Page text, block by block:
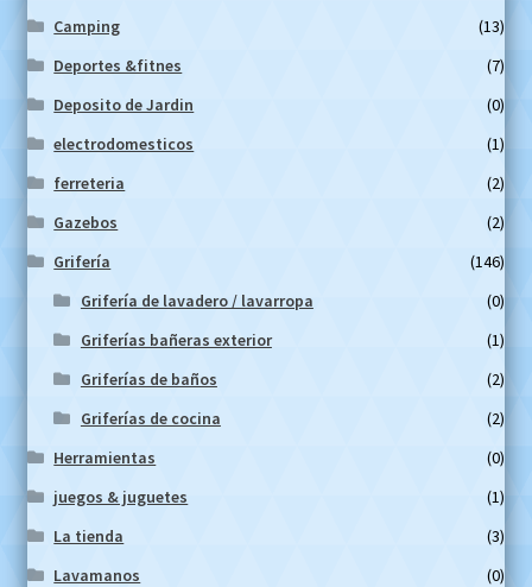
Camping
(13)
Deportes &fitnes
(7)
Deposito de Jardin
(0)
electrodomesticos
(1)
ferreteria
(2)
Gazebos
(2)
Grifería
(146)
Grifería de lavadero / lavarropa
(0)
Griferías bañeras exterior
(1)
Griferías de baños
(2)
Griferías de cocina
(2)
Herramientas
(0)
juegos & juguetes
(1)
La tienda
(3)
Lavamanos
(0)